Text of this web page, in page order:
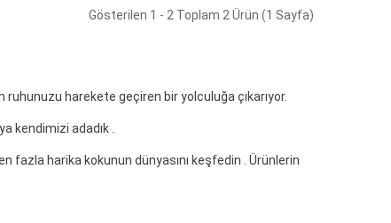
Gösterilen 1 - 2 Toplam 2 Ürün (1 Sayfa)
harekete geçiren bir yolculuğa çıkarıyor.
kendimizi adadık .
fazla harika kokunun dünyasını keşfedin . Ürünlerin